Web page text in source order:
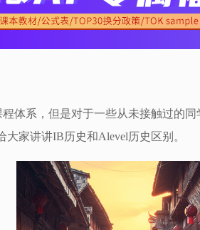
体系，但是对于一些从未接触过的
家讲讲IB历史和Alevel历史区别。